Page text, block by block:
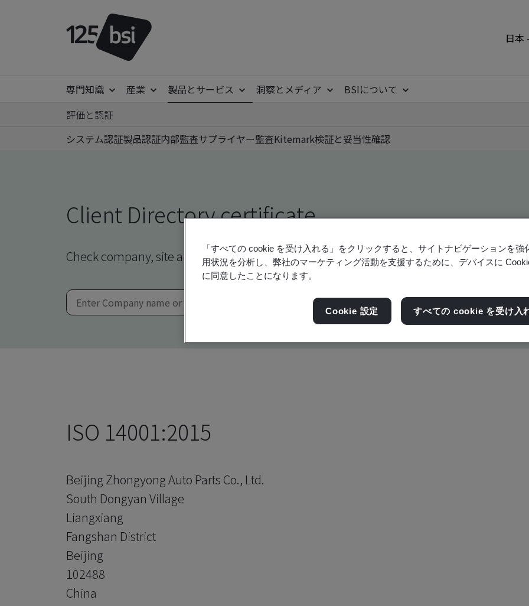
日本
専門知識 産業 製品とサービス 洞察とメディア
BSIについて
評価と認証
システム認証製品認証内部監査サプライヤー監査Kitemark検証と妥当性確認
Client Directory certificate
Check company, site and product certificates - Validation and Verification, Japanese
ISO 14001:2015
Beijing Zhongyong Auto Parts Co., Ltd.
South Dongyan Village
Liangxiang
Fangshan District
Beijing
102488
China
「すべての cookie を受け入れる」をクリックすると、サイトナビゲーションを強
用状況を分析し、弊社のマーケティング活動を支援するために、デバイスに
に同意したことになります。
Cookie 設定 すべての cookie を受け入